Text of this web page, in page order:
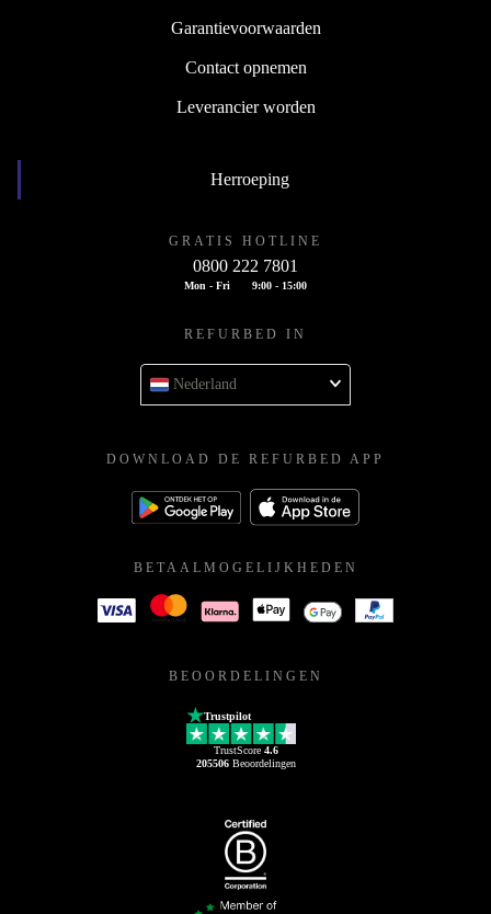
Garantievoorwaarden
Contact opnemen
Leverancier worden
Herroeping
GRATIS HOTLINE
0800 222 7801
Mon - Fri 9:00 - 15:00
REFURBED IN
Nederland
DOWNLOAD DE REFURBED APP
BETAALMOGELIJKHEDEN
BEOORDELINGEN
Trustpilot
TrustScore 4.6
205506Beoordelingen